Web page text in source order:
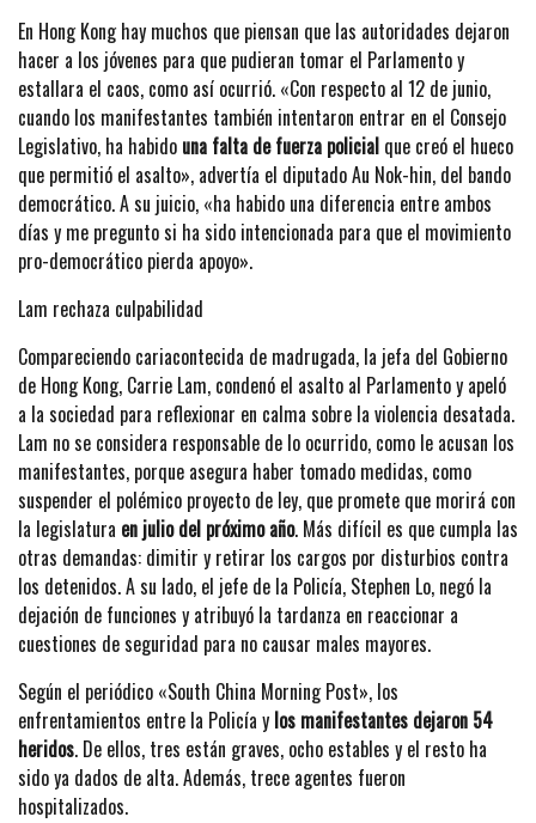
En Hong Kong hay muchos que piensan que las autoridades dejaron
hacer a los jóvenes para que pudieran tomar el Parlamento y
estallara el caos, como así ocurrió. «Con respecto al 12 de junio,
cuando los manifestantes también intentaron entrar en el Consejo
Legislativo, ha habido una falta de fuerza policial que creó el hueco
que permitió el asalto», advertía el diputado Au Nok-hin, del bando
democrático. A su juicio, «ha habido una diferencia entre ambos
días y me pregunto si ha sido intencionada para que el movimiento
pro-democrático pierda apoyo».
Lam rechaza culpabilidad
Compareciendo cariacontecida de madrugada, la jefa del Gobierno
de Hong Kong, Carrie Lam, condenó el asalto al Parlamento y apeló
a la sociedad para reflexionar en calma sobre la violencia desatada.
Lam no se considera responsable de lo ocurrido, como le acusan los
manifestantes, porque asegura haber tomado medidas, como
suspender el polémico proyecto de ley, que promete que morirá con
la legislatura en julio del próximo año. Más difícil es que cumpla las
otras demandas: dimitir y retirar los cargos por disturbios contra
los detenidos. A su lado, el jefe de la Policía, Stephen Lo, negó la
dejación de funciones y atribuyó la tardanza en reaccionar a
cuestiones de seguridad para no causar males mayores.
Según el periódico «South China Morning Post», los
enfrentamientos entre la Policía y los manifestantes dejaron 54
heridos. De ellos, tres están graves, ocho estables y el resto ha
sido ya dados de alta. Además, trece agentes fueron
hospitalizados.